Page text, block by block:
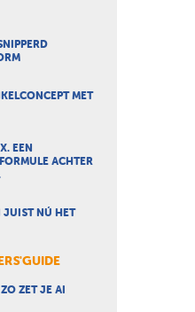
MET
EEN
ACHTER
JUIST NÚ HET
ZET JE AI